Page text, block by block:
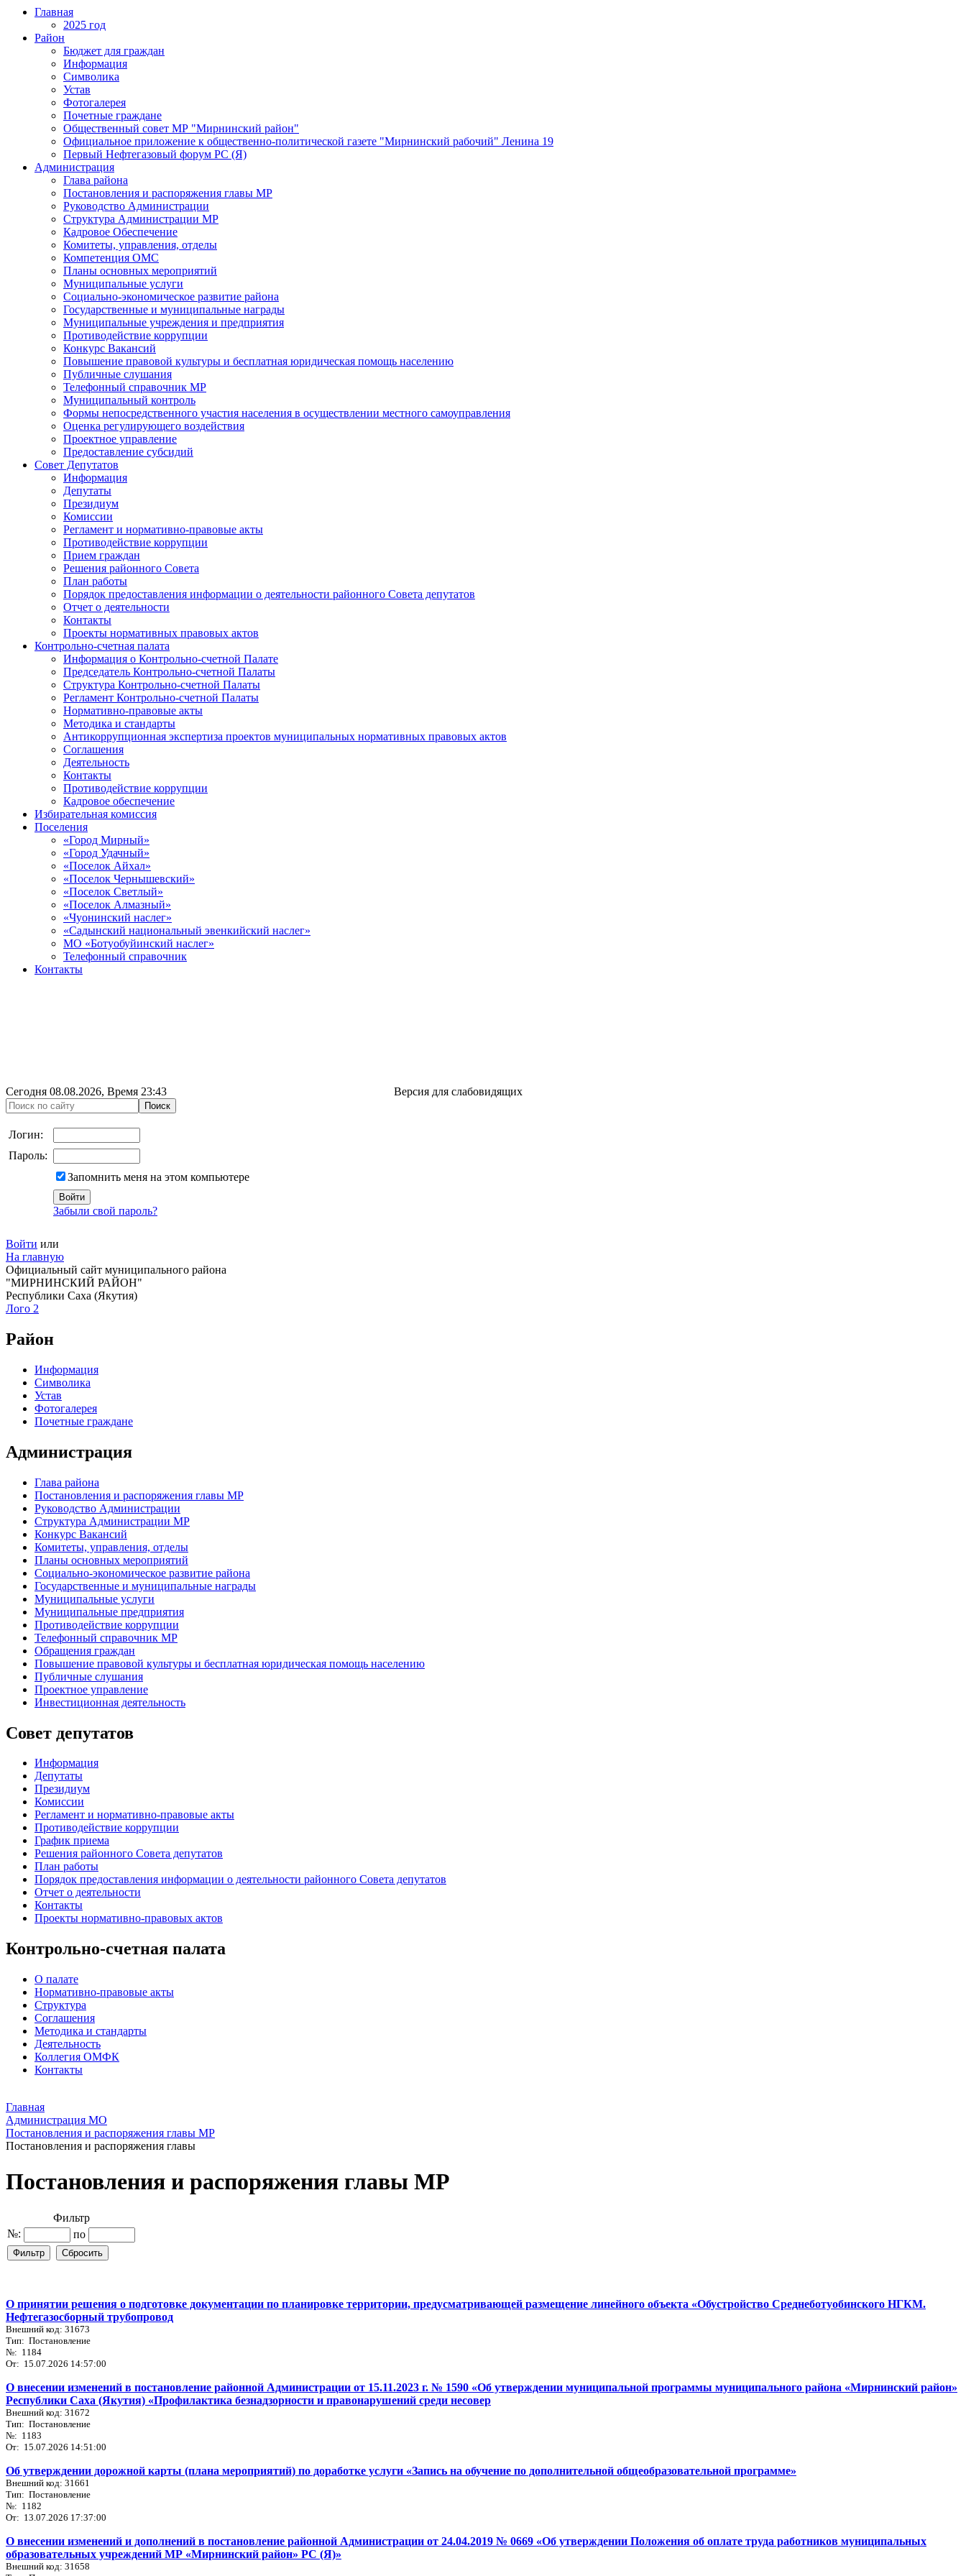
Главная
2025 год
Район
Бюджет для граждан
Информация
Символика
Устав
Фотогалерея
Почетные граждане
Общественный совет МР "Мирнинский район"
Официальное приложение к общественно-политической газете "Мирнинский рабочий" Ленина 19
Первый Нефтегазовый форум РС (Я)
Администрация
Глава района
Постановления и распоряжения главы МР
Руководство Администрации
Структура Администрации МР
Кадровое Обеспечение
Комитеты, управления, отделы
Компетенция ОМС
Планы основных мероприятий
Муниципальные услуги
Социально-экономическое развитие района
Государственные и муниципальные награды
Муниципальные учреждения и предприятия
Противодействие коррупции
Конкурс Вакансий
Повышение правовой культуры и бесплатная юридическая помощь населению
Публичные слушания
Телефонный справочник МР
Муниципальный контроль
Формы непосредственного участия населения в осуществлении местного самоуправления
Оценка регулирующего воздействия
Проектное управление
Предоставление субсидий
Совет Депутатов
Информация
Депутаты
Президиум
Комиссии
Регламент и нормативно-правовые акты
Противодействие коррупции
Прием граждан
Решения районного Совета
План работы
Порядок предоставления информации о деятельности районного Совета депутатов
Отчет о деятельности
Контакты
Проекты нормативных правовых актов
Контрольно-счетная палата
Информация о Контрольно-счетной Палате
Председатель Контрольно-счетной Палаты
Структура Контрольно-счетной Палаты
Регламент Контрольно-счетной Палаты
Нормативно-правовые акты
Методика и стандарты
Антикоррупционная экспертиза проектов муниципальных нормативных правовых актов
Соглашения
Деятельность
Контакты
Противодействие коррупции
Кадровое обеспечение
Избирательная комиссия
Поселения
«Город Мирный»
«Город Удачный»
«Поселок Айхал»
«Поселок Чернышевский»
«Поселок Светлый»
«Поселок Алмазный»
«Чуонинский наслег»
«Садынский национальный эвенкийский наслег»
МО «Ботуобуйинский наслег»
Телефонный справочник
Контакты
Сегодня 08.08.2026, Время 23:43 Версия для слабовидящих
Логин:
Пароль:
Запомнить меня на этом компьютере
Забыли свой пароль?
Войти или
На главную
Официальный сайт муниципального района
"МИРНИНСКИЙ РАЙОН"
Республики Саха (Якутия)
Лого 2
Район
Информация
Символика
Устав
Фотогалерея
Почетные граждане
Администрация
Глава района
Постановления и распоряжения главы МР
Руководство Администрации
Структура Администрации МР
Конкурс Вакансий
Комитеты, управления, отделы
Планы основных мероприятий
Социально-экономическое развитие района
Государственные и муниципальные награды
Муниципальные услуги
Муниципальные предприятия
Противодействие коррупции
Телефонный справочник МР
Обращения граждан
Повышение правовой культуры и бесплатная юридическая помощь населению
Публичные слушания
Проектное управление
Инвестиционная деятельность
Совет депутатов
Информация
Депутаты
Президиум
Комиссии
Регламент и нормативно-правовые акты
Противодействие коррупции
График приема
Решения районного Совета депутатов
План работы
Порядок предоставления информации о деятельности районного Совета депутатов
Отчет о деятельности
Контакты
Проекты нормативно-правовых актов
Контрольно-счетная палата
О палате
Нормативно-правовые акты
Структура
Соглашения
Методика и стандарты
Деятельность
Коллегия ОМФК
Контакты
Главная
Администрация МО
Постановления и распоряжения главы МР
Постановления и распоряжения главы
Постановления и распоряжения главы МР
Фильтр
№:
по
О принятии решения о подготовке документации по планировке территории, предусматривающей размещение линейного объекта «Обустройство Среднеботуобинского НГКМ.
Нефтегазосборный трубопровод
Внешний код: 31673
Тип: Постановление
№: 1184
От: 15.07.2026 14:57:00
О внесении изменений в постановление районной Администрации от 15.11.2023 г. № 1590 «Об утверждении муниципальной программы муниципального района «Мирнинский район»
Республики Саха (Якутия) «Профилактика безнадзорности и правонарушений среди несовер
Внешний код: 31672
Тип: Постановление
№: 1183
От: 15.07.2026 14:51:00
Об утверждении дорожной карты (плана мероприятий) по доработке услуги «Запись на обучение по дополнительной общеобразовательной программе»
Внешний код: 31661
Тип: Постановление
№: 1182
От: 13.07.2026 17:37:00
О внесении изменений и дополнений в постановление районной Администрации от 24.04.2019 № 0669 «Об утверждении Положения об оплате труда работников муниципальных
образовательных учреждений МР «Мирнинский район» РС (Я)»
Внешний код: 31658